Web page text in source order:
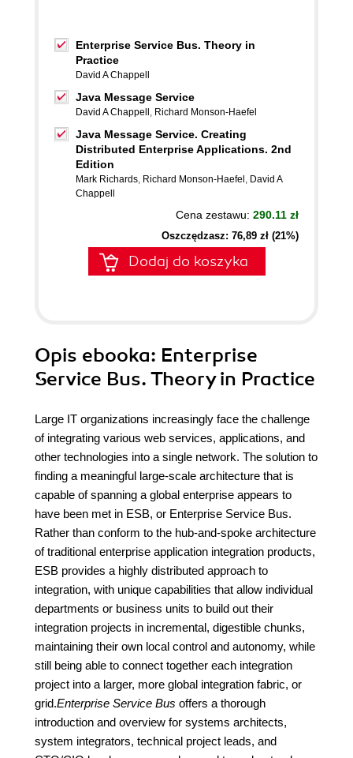
Enterprise Service Bus. Theory in
Practice
David A Chappell
Java Message Service
David A Chappell , Richard Monson-Haefel
Java Message Service. Creating
Distributed Enterprise Applications. 2nd
Edition
Mark Richards, Richard Monson-Haefel , David A
Chappell
Cena zestawu: 290.11 zł
Oszczędzasz: 76,89 zł (21%)
Dodaj do koszyka
Opis ebooka: Enterprise
Service Bus. Theory in Practice
Large IT organizations increasingly face the challenge
of integrating various web services, applications, and
other technologies into a single network. The solution to
finding a meaningful large-scale architecture that is
capable of spanning a global enterprise appears to
have been met in ESB, or Enterprise Service Bus.
Rather than conform to the hub-and-spoke architecture
of traditional enterprise application integration products,
ESB provides a highly distributed approach to
integration, with unique capabilities that allow individual
departments or business units to build out their
integration projects in incremental, digestible chunks,
maintaining their own local control and autonomy, while
still being able to connect together each integration
project into a larger, more global integration fabric, or
grid.Enterprise Service Bus offers a thorough
introduction and overview for systems architects,
system integrators, technical project leads, and